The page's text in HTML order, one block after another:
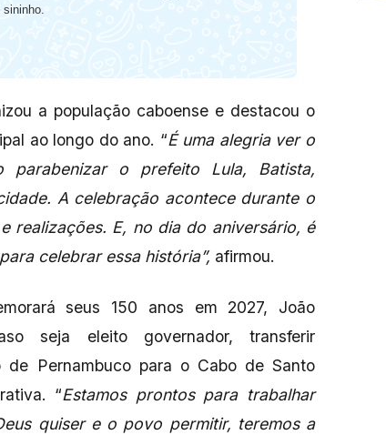
a população caboense e destacou o
ao longo do ano. “É uma alegria ver o
parabenizar o prefeito Lula, Batista,
A celebração acontece durante o
realizações. E, no dia do aniversário, é
celebrar essa história”, afirmou.
seus 150 anos em 2027, João
seja eleito governador, transferir
de Pernambuco para o Cabo de Santo
“Estamos prontos para trabalhar
quiser e o povo permitir, teremos a